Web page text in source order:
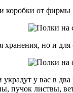
коробки от
но и
у вас в
пучок листвы,